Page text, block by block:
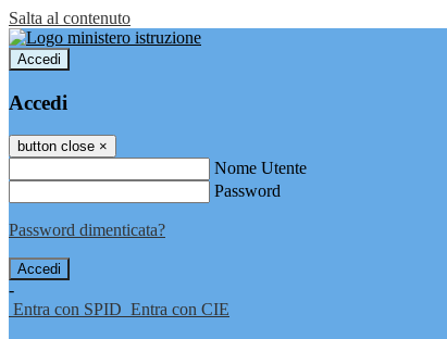
Salta al contenuto
Accedi
Accedi
button close ×
Nome Utente
Password
Password dimenticata?
-
Entra con SPID Entra con CIE